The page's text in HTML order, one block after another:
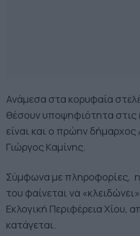
Ανάμεσα στα κορυφαία
θέσουν υποψηφιότητα στις
είναι και ο πρώην
Γιώργος Καμίνης.
Σύμφωνα με πληροφορίες,
του φαίνεται να
Εκλογική Περιφέρεια Χίου,
κατάγεται.